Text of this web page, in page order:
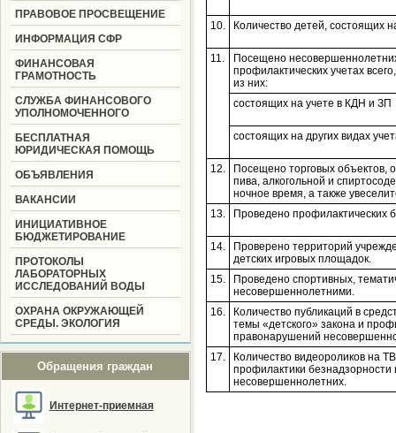
ПРАВОВОЕ ПРОСВЕЩЕНИЕ
ИНФОРМАЦИЯ СФР
ФИНАНСОВАЯ
ГРАМОТНОСТЬ
СЛУЖБА ФИНАНСОВОГО
УПОЛНОМОЧЕННОГО
БЕСПЛАТНАЯ
ЮРИДИЧЕСКАЯ ПОМОЩЬ
ОБЪЯВЛЕНИЯ
ВАКАНСИИ
ИНИЦИАТИВНОЕ
БЮДЖЕТИРОВАНИЕ
ПРОТОКОЛЫ
ЛАБОРАТОРНЫХ
ИССЛЕДОВАНИЙ ВОДЫ
ОХРАНА ОКРУЖАЮЩЕЙ
СРЕДЫ. ЭКОЛОГИЯ
Обращения граждан
Интернет-приемная
10. Количество детей, состоящих
11.
Посещено
профилактических учетах всего,
из них:
состоящих на учете в КДН и ЗП
состоящих на других видах
12.
Посещено торговых
пива, алкогольной и
ночное время, а также
13.
Проведено профилактических
14.
Проверено территорий
детских игровых площадок.
15.
Проведено спортивных,
несовершеннолетними.
16.
Количество публикаций в
темы «детского» закона и
правонарушений
17.
Количество видеороликов на
профилактики
несовершеннолетних.